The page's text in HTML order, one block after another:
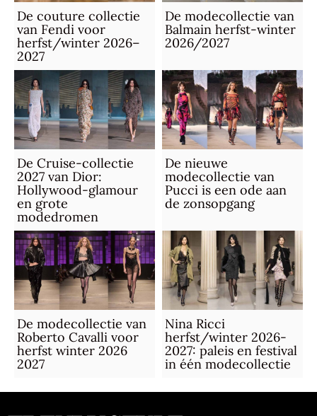
De couture collectie
van Fendi voor
herfst/winter 2026–
2027
De modecollectie van
Balmain herfst-winter
2026/2027
De Cruise-collectie
2027 van Dior:
Hollywood-glamour
en grote
modedromen
De nieuwe
modecollectie van
Pucci is een ode aan
de zonsopgang
De modecollectie van
Roberto Cavalli voor
herfst winter 2026
2027
Nina Ricci
herfst/winter 2026-
2027: paleis en festival
in één modecollectie